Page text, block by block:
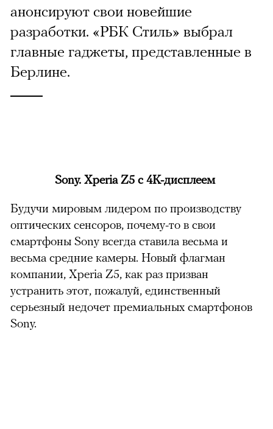
анонсируют свои новейшие
разработки. «РБК Стиль» выбрал
главные гаджеты, представленные в
Берлине.
Sony. Xperia Z5 с 4K-дисплеем
Будучи мировым лидером по производству
оптических сенсоров, почему-то в свои
смартфоны Sony всегда ставила весьма и
весьма средние камеры. Новый флагман
компании, Xperia Z5, как раз призван
устранить этот, пожалуй, единственный
серьезный недочет премиальных смартфонов
Sony.